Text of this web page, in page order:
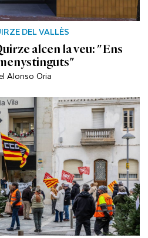
DEL VALLÈS
alcen la veu: "Ens
Alonso Oria